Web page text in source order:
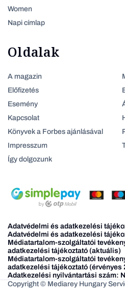
Women
Napi címlap
Oldalak
A magazin
Előfizetés
Esemény
Kapcsolat
Könyvek a Forbes ajánlásával
Impresszum
Így dolgozunk
Adatvédelmi és adatkezelési
Adatvédelmi és adatkezelési
Médiatartalom-szolgáltatói
adatkezelési tájékoztató (aktuális)
Médiatartalom-szolgáltatói
adatkezelési tájékoztató (érvényes
Adatkezelési nyilvántartási szám:
Copyright © Mediarey Hungary